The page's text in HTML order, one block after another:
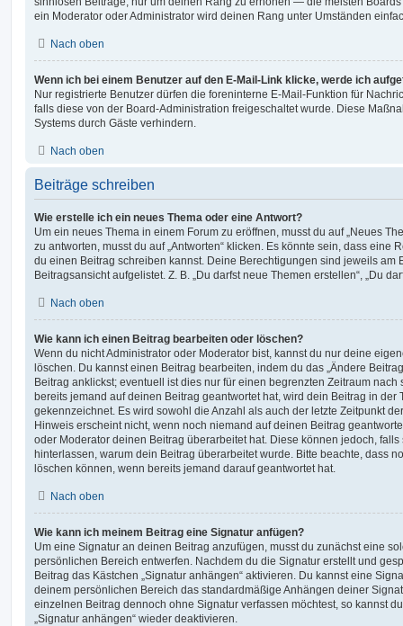
ein Moderator oder Administrator wird deinen Rang unter Umständen
Nach oben
Wenn ich bei einem Benutzer auf den E-Mail-Link klicke, werde ich
Nur registrierte Benutzer dürfen die foreninterne E-Mail-Funktion für
falls diese von der Board-Administration freigeschaltet wurde. Diese
Systems durch Gäste verhindern.
Nach oben
Beiträge schreiben
Wie erstelle ich ein neues Thema oder eine Antwort?
Um ein neues Thema in einem Forum zu eröffnen, musst du auf „Neues
zu antworten, musst du auf „Antworten“ klicken. Es könnte sein, dass eine
du einen Beitrag schreiben kannst. Deine Berechtigungen sind jeweils am
Beitragsansicht aufgelistet. Z. B. „Du darfst neue Themen erstellen“, „Du
Nach oben
Wie kann ich einen Beitrag bearbeiten oder löschen?
Wenn du nicht Administrator oder Moderator bist, kannst du nur deine
löschen. Du kannst einen Beitrag bearbeiten, indem du das „Ändere
Beitrag anklickst; eventuell ist dies nur für einen begrenzten Zeitraum
bereits jemand auf deinen Beitrag geantwortet hat, wird dein Beitrag in der
gekennzeichnet. Es wird sowohl die Anzahl als auch der letzte Zeitpunkt
Hinweis erscheint nicht, wenn noch niemand auf deinen Beitrag
oder Moderator deinen Beitrag überarbeitet hat. Diese können jedoch,
hinterlassen, warum dein Beitrag überarbeitet wurde. Bitte beachte, dass
löschen können, wenn bereits jemand darauf geantwortet hat.
Nach oben
Wie kann ich meinem Beitrag eine Signatur anfügen?
Um eine Signatur an deinen Beitrag anzufügen, musst du zunächst eine
persönlichen Bereich entwerfen. Nachdem du die Signatur erstellt und
Beitrag das Kästchen „Signatur anhängen“ aktivieren. Du kannst eine
deinem persönlichen Bereich das standardmäßige Anhängen deiner
einzelnen Beitrag dennoch ohne Signatur verfassen möchtest, so kannst
„Signatur anhängen“ wieder deaktivieren.